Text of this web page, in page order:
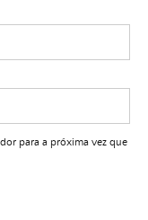
para a próxima vez que